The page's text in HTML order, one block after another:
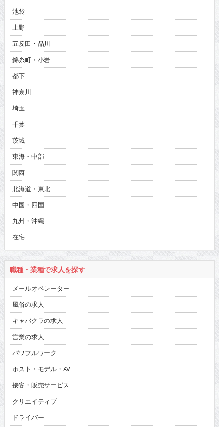
池袋
上野
五反田・品川
錦糸町・小岩
都下
神奈川
埼玉
千葉
茨城
東海・中部
関西
北海道・東北
中国・四国
九州・沖縄
在宅
職種・業種で求人を探す
メールオペレーター
風俗の求人
キャバクラの求人
営業の求人
パワフルワーク
ホスト・モデル・AV
接客・販売サービス
クリエイティブ
ドライバー